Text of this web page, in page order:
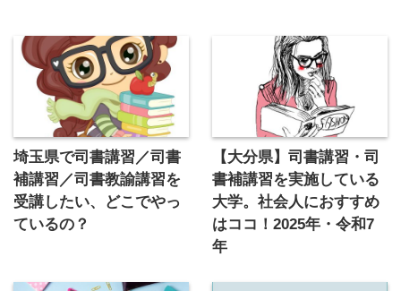
埼玉県で司書講習／司書
補講習／司書教諭講習を
受講したい、どこでやっ
ているの？
【大分県】司書講習・司
書補講習を実施している
大学。社会人におすすめ
はココ！2025年・令和7
年